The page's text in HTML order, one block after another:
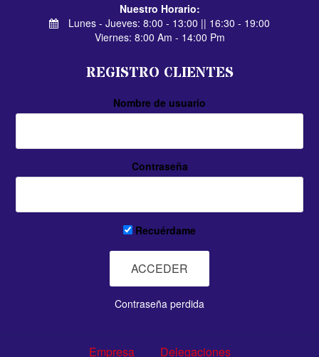
Nuestro Horario:
Lunes - Jueves: 8:00 - 13:00 || 16:30 - 19:00
Viernes: 8:00 Am - 14:00 Pm
REGISTRO CLIENTES
Nombre de usuario
Contraseña
Recuérdame
Contraseña perdida
Empresa Delegaciones